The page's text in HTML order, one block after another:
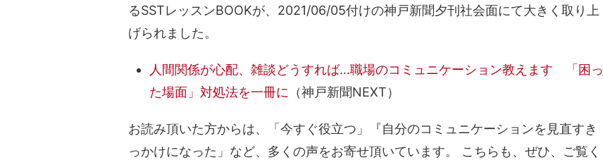
るSSTレッスンBOOKが、2021/06/05付けの神戸新聞夕刊社会面にて大きく取り上
げられました。
人間関係が心配、雑談どうすれば…職場のコミュニケーション教えます 「困っ
た場面」対処法を一冊に （神戸新聞NEXT）
お読み頂いた方からは、「今すぐ役立つ」『自分のコミュニケーションを見直すき
っかけになった」など、多くの声をお寄せ頂いています。 こちらも、ぜひ、ご覧く